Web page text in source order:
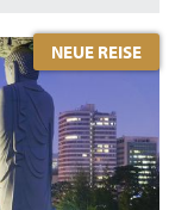
NEUE REISE